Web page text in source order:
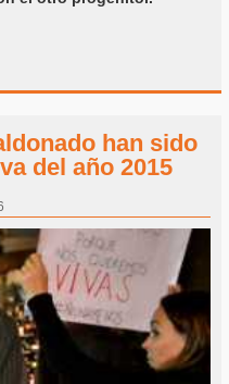
han sido
del año 2015